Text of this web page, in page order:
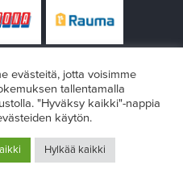
evästeitä, jotta voisimme
tallentamalla
"Hyväksy kaikki"-nappia
käytön.
Hylkää kaikki